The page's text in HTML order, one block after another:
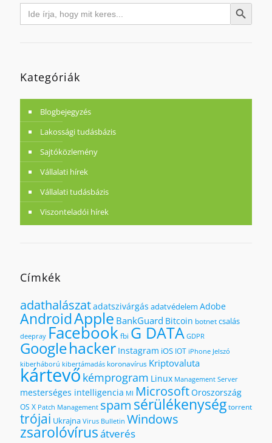
Search
for: Search Button
Kategóriák
Blogbejegyzés
Lakossági tudásbázis
Sajtóközlemény
Vállalati hírek
Vállalati tudásbázis
Viszonteladói hírek
Címkék
adathalászatadatszivárgás adatvédelem Adobe
AndroidApple BankGuard Bitcoin botnetcsalás
deepray Facebookfbi G DATA GDPR
Googlehacker Instagram iOS IOT iPhone Jelszó
kiberháború kibertámadás koronavírus Kriptovaluta
kártevő kémprogram Linux Management Server
mesterséges intelligencia MI MicrosoftOroszország
OS X Patch Management spam sérülékenységtorrent
trójai Ukrajna Virus Bulletin Windows
zsarolóvírusátverés